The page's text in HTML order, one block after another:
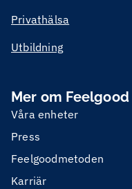
Privathälsa
Utbildning
Mer om Feelgood
Våra enheter
Press
Feelgoodmetoden
Karriär